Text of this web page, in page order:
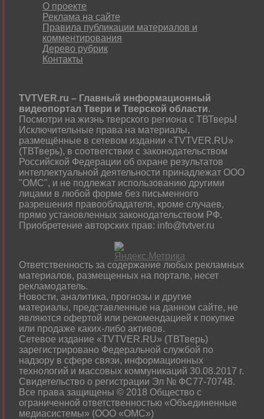
О проекте
Реклама на сайте
Правила публикации материалов и
комментирования
Дерево рубрик
Контакты
TVTVER.ru – Главный информационный
видеопортал Твери и Тверской области.
Посмотри на жизнь тверского региона с ТВТверь!
Исключительные права на материалы,
размещённые в сетевом издании «TVTVER.RU»
(ТВТверь), в соответствии с законодательством
Российской Федерации об охране результатов
интеллектуальной деятельности принадлежат ООО
"ОМС", и не подлежат использованию другими
лицами в любой форме без письменного
разрешения правообладателя, кроме случаев,
прямо установленных законодательством РФ.
Приобретение авторских прав: info@tvtver.ru
Ответственность за содержание любых рекламных
материалов, размещенных на портале, несет
рекламодатель.
Новости, аналитика, прогнозы и другие
материалы, представленные на данном сайте, не
являются офертой или рекомендацией к покупке
или продаже каких-либо активов.
Сетевое издание «TVTVER.RU» (ТВТверь)
зарегистрировано Федеральной службой по
надзору в сфере связи, информационных
технологий и массовых коммуникаций 30.08.2017 г.
Свидетельство о регистрации Эл № ФС77-70748.
Все права защищены © 2018 Общество с
ограниченной ответственностью «Объединенные
медиасистемы» (ООО «ОМС»)